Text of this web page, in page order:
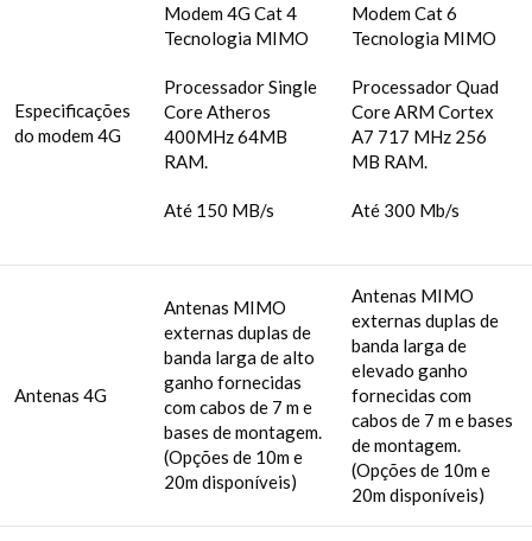
Especificações
do modem 4G
Modem 4G Cat 4
Tecnologia MIMO
Processador Single
Core Atheros
400MHz 64MB
RAM.
Até 150 MB/s
Modem Cat 6
Tecnologia MIMO
Processador Quad
Core ARM Cortex
A7 717 MHz 256
MB RAM.
Até 300 Mb/s
Antenas 4G
Antenas MIMO
externas duplas de
banda larga de alto
ganho fornecidas
com cabos de 7 m e
bases de montagem.
(Opções de 10m e
20m disponíveis)
Antenas MIMO
externas duplas de
banda larga de
elevado ganho
fornecidas com
cabos de 7 m e bases
de montagem.
(Opções de 10m e
20m disponíveis)